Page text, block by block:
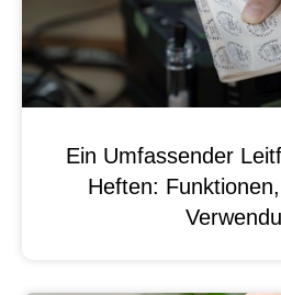
Ein Umfassender
Heften: